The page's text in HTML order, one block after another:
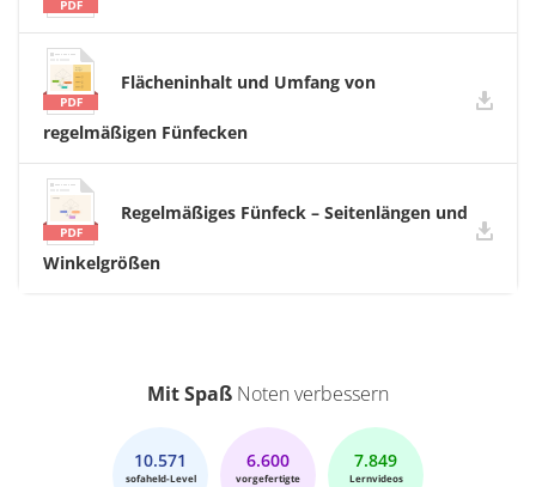
Flächeninhalt und Umfang von
regelmäßigen Fünfecken
Regelmäßiges Fünfeck – Seitenlängen und
Winkelgrößen
Mit Spaß Noten verbessern
10.571
sofaheld-Level
6.600
vorgefertigte
7.849
Lernvideos